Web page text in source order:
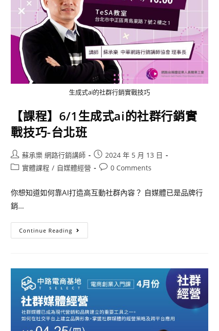
生成式ai的社群行銷實戰技巧
【課程】6/1生成式ai的社群行銷實
戰技巧-台北班
蘇承樂 網路行銷講師
2024 年 5 月 13 日
實體課程 / 自媒體經營 0 Comments
你想知道如何靠AI打造高互動社群內容？​ 自媒體已是品牌行
銷...
Continue Reading